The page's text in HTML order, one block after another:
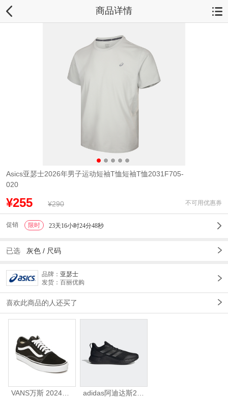
商品详情
Asics亚瑟士2026年男子运动短袖T恤短袖T恤2031F705-
020
¥255 ¥290 不可用优惠券
促销 限时 23天16小时24分47秒
已选 灰色 / 尺码
品牌： 亚瑟士
发货：百丽优购
喜欢此商品的人还买了
VANS万斯 2024年新款中性OldSkool帆布鞋/硫化鞋VN000D3HY28（延续款） adidas阿迪达斯2025中性edge gamedaySPW FTW-跑步GW2499